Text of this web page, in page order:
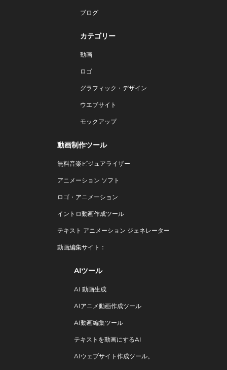
ブログ
カテゴリー
動画
ロゴ
グラフィック・デザイン
ウエブサイト
モックアップ
動画制作ツール
無料音楽ビジュアライザー
アニメーション ソフト
ロゴ・アニメーション
イントロ動画作成ツール
テキスト アニメーション ジェネレーター
動画編集サイト：
AIツール
AI 動画生成
AIアニメ動画作成ツール
AI動画編集ツール
テキストを動画にするAI
AIウェブサイト作成ツール。